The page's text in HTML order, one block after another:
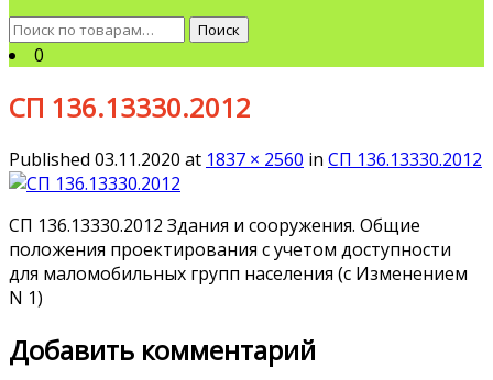
Искать:
Поиск
0
СП 136.13330.2012
Published 03.11.2020 at 1837 × 2560 in СП 136.13330.2012
СП 136.13330.2012 Здания и сооружения. Общие
положения проектирования с учетом доступности
для маломобильных групп населения (с Изменением
N 1)
Добавить комментарий